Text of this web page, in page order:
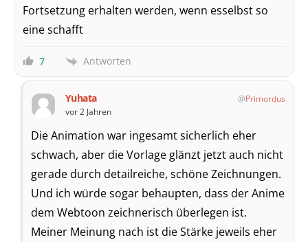
Fortsetzung erhalten werden, wenn esselbst so
eine schafft
7 Antworten
Yuhata
Primordus
vor 2 Jahren
Die Animation war ingesamt sicherlich eher
schwach, aber die Vorlage glänzt jetzt auch nicht
gerade durch detailreiche, schöne Zeichnungen.
Und ich würde sogar behaupten, dass der Anime
dem Webtoon zeichnerisch überlegen ist.
Meiner Meinung nach ist die Stärke jeweils eher